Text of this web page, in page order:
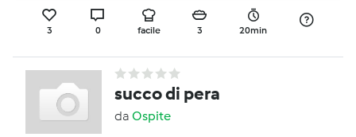
3 0 facile 3 20min
succo di pera
da Ospite